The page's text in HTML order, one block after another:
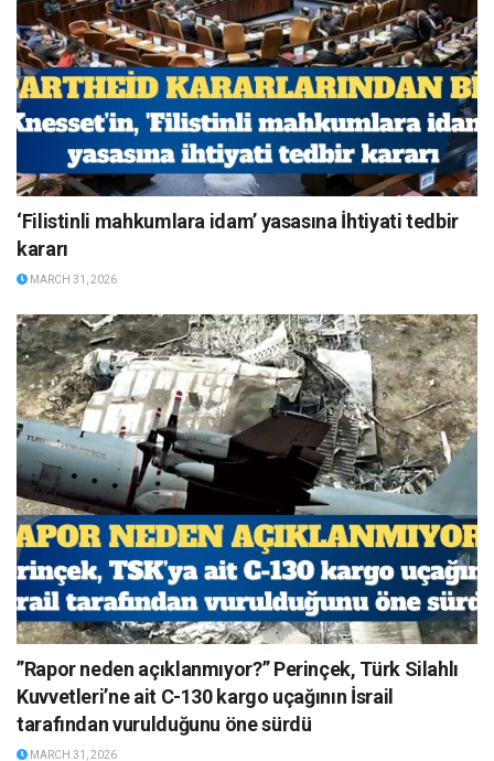
‘Filistinli mahkumlara idam’ yasasına İhtiyati tedbir
kararı
MARCH 31, 2026
”Rapor neden açıklanmıyor?” Perinçek, Türk Silahlı
Kuvvetleri’ne ait C-130 kargo uçağının İsrail
tarafından vurulduğunu öne sürdü
MARCH 31, 2026